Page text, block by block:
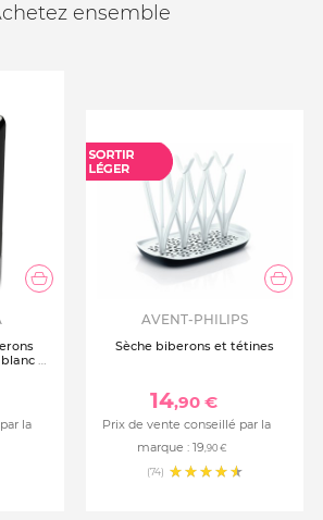
ensemble
et
la
AVENT-PHILIPS
Sèche biberons et tétines
14,90 €
Prix de vente conseillé par la
marque : 19,90 €
(74)